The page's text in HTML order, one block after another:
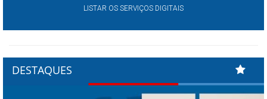
LISTAR OS SERVIÇOS DIGITAIS
DESTAQUES